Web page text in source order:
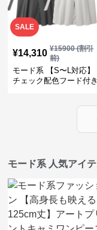
SALE
¥14,310 ¥15900(割引
前)
モード系 【S〜L対応】
チェック配色フード付き
モード系 人気アイ